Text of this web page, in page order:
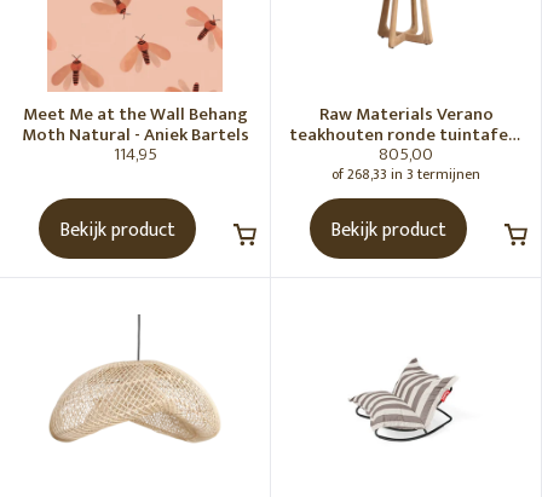
Meet Me at the Wall Behang
Moth Natural - Aniek Bartels
114,95
Bekijk product
Raw Materials Verano
teakhouten ronde tuintafel -
Ø100 cm
805,00
of 268,33 in 3 termijnen
Bekijk product